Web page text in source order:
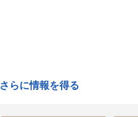
さらに情報を得る